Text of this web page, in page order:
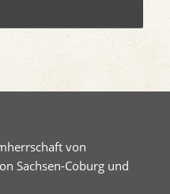
von
Sachsen-Coburg und